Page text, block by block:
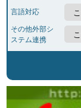
言語対応
その他外部シ
ステム連携